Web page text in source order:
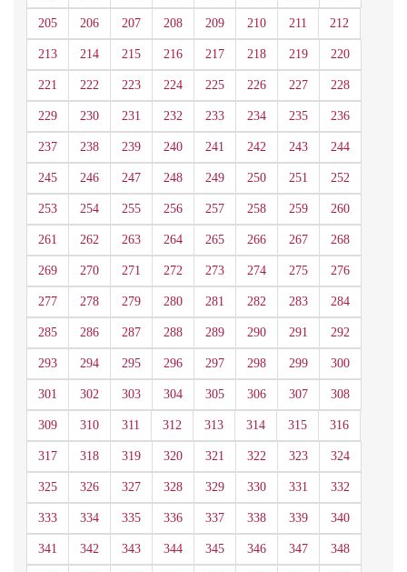
205 206 207 208 209 210 211 212
213 214 215 216 217 218 219 220
221 222 223 224 225 226 227 228
229 230 231 232 233 234 235 236
237 238 239 240 241 242 243 244
245 246 247 248 249 250 251 252
253 254 255 256 257 258 259 260
261 262 263 264 265 266 267 268
269 270 271 272 273 274 275 276
277 278 279 280 281 282 283 284
285 286 287 288 289 290 291 292
293 294 295 296 297 298 299 300
301 302 303 304 305 306 307 308
309 310 311 312 313 314 315 316
317 318 319 320 321 322 323 324
325 326 327 328 329 330 331 332
333 334 335 336 337 338 339 340
341 342 343 344 345 346 347 348